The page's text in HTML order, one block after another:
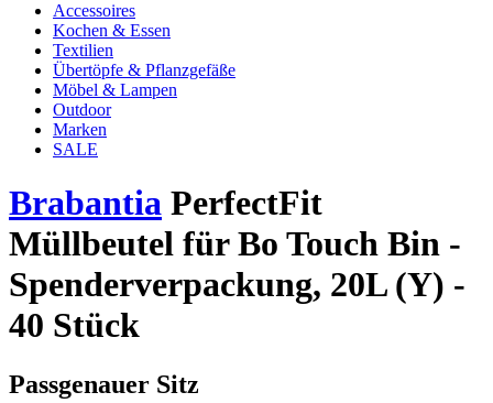
Accessoires
Kochen & Essen
Textilien
Übertöpfe & Pflanzgefäße
Möbel & Lampen
Outdoor
Marken
SALE
Brabantia PerfectFit
Müllbeutel für Bo Touch Bin -
Spenderverpackung, 20L (Y) -
40 Stück
Passgenauer Sitz